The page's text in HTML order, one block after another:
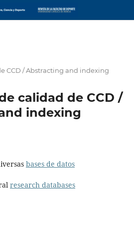
CCD / Abstracting and indexing
calidad de CCD /
indexing
bases de datos
research databases